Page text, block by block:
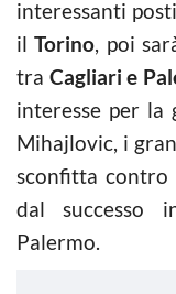
interessanti
ilTorino, poi
tra Cagliari e
interesse per la
Mihajlovic, i
sconfitta contro
dal successo
Palermo.